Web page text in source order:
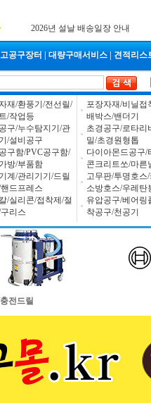
공구몰 입금자 찾습니다
공구장터 대량구매서비스 견적리스
재/환풍기/전선릴/
/작업등
구/누수탐지기/관
/설비공구
구함/PVC공구함/
방/부품함
계/관리기기/드릴
드프레스
/실리콘/접착제/절
리스
포장자재/비닐접
배박스/밴더기
초경공구/로타리
밀/초경원형톱
다이아몬드공구/
콘크리트쏘/마른
고무판/투명호스
소방호스/우레탄
유압공구/베어링
착공구/천공기
전드릴